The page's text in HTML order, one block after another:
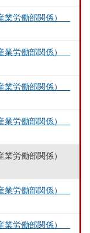
業労働部関係）
業労働部関係）
業労働部関係）
業労働部関係）
業労働部関係）
業労働部関係）
業労働部関係）